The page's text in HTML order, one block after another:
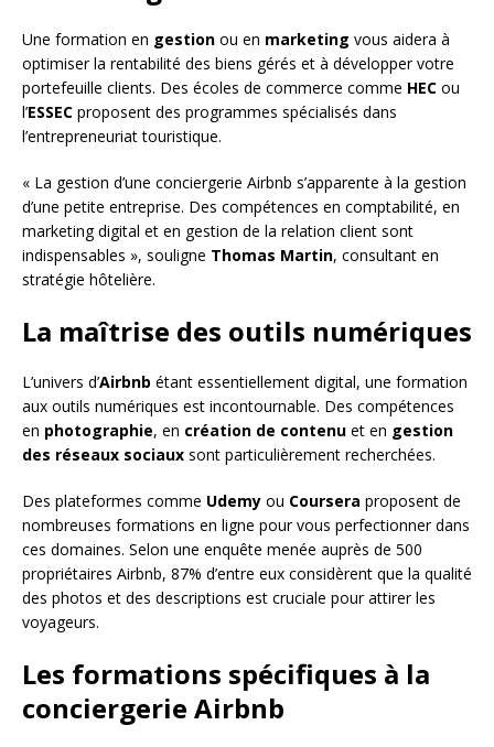
Une formation en gestion ou en marketing vous aidera à
optimiser la rentabilité des biens gérés et à développer votre
portefeuille clients. Des écoles de commerce comme HEC ou
l’ESSEC proposent des programmes spécialisés dans
l’entrepreneuriat touristique.
« La gestion d’une conciergerie Airbnb s’apparente à la gestion
d’une petite entreprise. Des compétences en comptabilité, en
marketing digital et en gestion de la relation client sont
indispensables », souligne Thomas Martin, consultant en
stratégie hôtelière.
La maîtrise des outils numériques
L’univers d’Airbnb étant essentiellement digital, une formation
aux outils numériques est incontournable. Des compétences
en photographie, en création de contenu et en gestion
des réseaux sociaux sont particulièrement recherchées.
Des plateformes comme Udemy ou Coursera proposent de
nombreuses formations en ligne pour vous perfectionner dans
ces domaines. Selon une enquête menée auprès de 500
propriétaires Airbnb, 87% d’entre eux considèrent que la qualité
des photos et des descriptions est cruciale pour attirer les
voyageurs.
Les formations spécifiques à la
conciergerie Airbnb